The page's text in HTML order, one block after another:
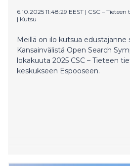
6.10.2025 11:48:29 EEST | CSC –
| Kutsu
Meillä on ilo kutsua edustajanne
Kansainvälistä Open Search
lokakuuta 2025 CSC – Tieteen
keskukseen Espooseen.